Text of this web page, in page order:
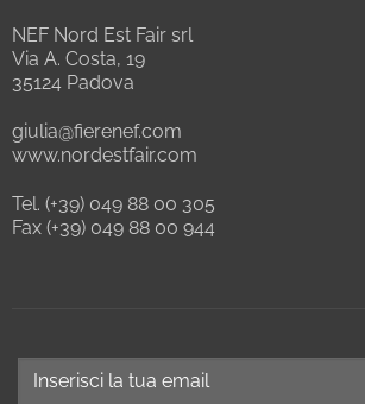
NEF Nord Est Fair srl
Via A. Costa, 19
35124 Padova
giulia@fierenef.com
www.nordestfair.com
Tel. (+39) 049 88 00 305
Fax (+39) 049 88 00 944